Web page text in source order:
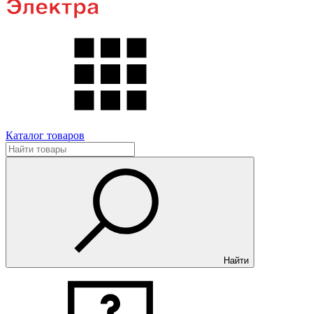
Каталог товаров
Найти